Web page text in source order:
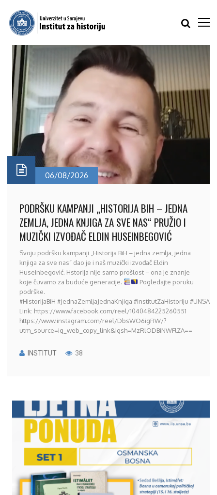
06/08/2026
PODRŠKU KAMPANJI „HISTORIJA BIH – JEDNA
ZEMLJA, JEDNA KNJIGA ZA SVE NAS“ PRUŽIO I
MUZIČKI IZVOĐAČ ELDIN HUSEINBEGOVIĆ
Svoju podršku kampanji „Historija BiH – jedna zemlja, jedna
knjiga za sve nas“ dao je i naš muzički izvođač Eldin
Huseinbegović. Hstorija nije samo prošlost – ona je znanje
koje čuvamo za buduće generacije.
Pogledajte poruku
podrške.
#HistorijaBiH #JednaZemljaJednaKnjiga #InstitutZaHistoriju #UNSA
Link: https://www.facebook.com/reel/1040484225260551
https://www.instagram.com/reel/DbsWO6igFIW/?
utm_source=ig_web_copy_link&igsh=MzRlODBiNWFlZA==
INSTITUT 38